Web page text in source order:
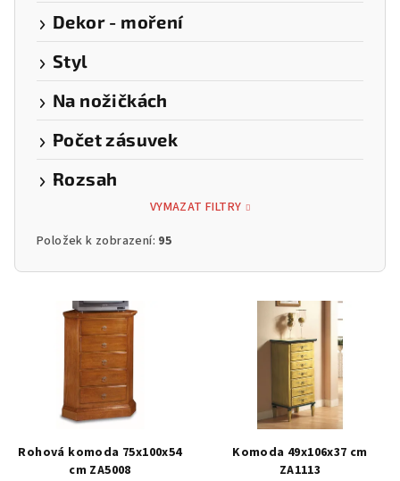
Dekor - moření
Styl
Na nožičkách
Počet zásuvek
Rozsah
VYMAZAT FILTRY
Položek k zobrazení: 95
Rohová komoda 75x100x54
cm ZA5008
Komoda 49x106x37 cm
ZA1113